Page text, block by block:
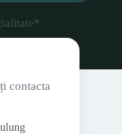
*
contacta